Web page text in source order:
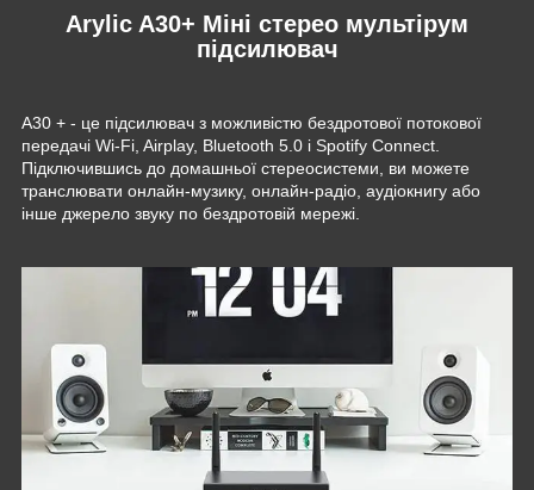
Arylic A30+ Міні стерео мультірум
підсилювач
A30 + - це підсилювач з можливістю бездротової потокової
передачі Wi-Fi, Airplay, Bluetooth 5.0 і Spotify Connect.
Підключившись до домашньої стереосистеми, ви можете
транслювати онлайн-музику, онлайн-радіо, аудіокнигу або
інше джерело звуку по бездротовій мережі.